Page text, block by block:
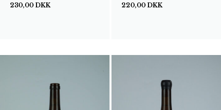
230,00 DKK
220,00 DKK